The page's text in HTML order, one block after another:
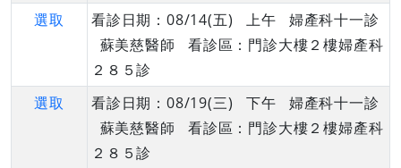
選取
看診日期：08/14(五) 上午 婦產科十一診
蘇美慈醫師 看診區：門診大樓２樓婦產科
２８５診
選取
看診日期：08/19(三) 下午 婦產科十一診
蘇美慈醫師 看診區：門診大樓２樓婦產科
２８５診